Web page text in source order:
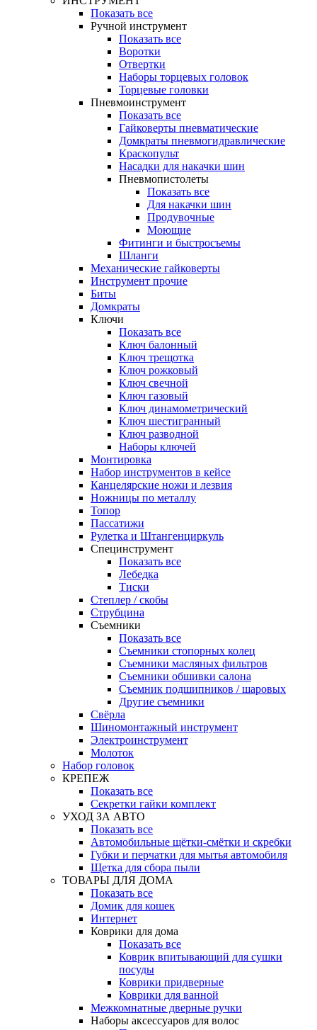
Показать все
Ручной инструмент
Показать все
Воротки
Отвертки
Наборы торцевых головок
Торцевые головки
Пневмоинструмент
Показать все
Гайковерты пневматические
Домкраты пневмогидравлические
Краскопульт
Насадки для накачки шин
Пневмопистолеты
Показать все
Для накачки шин
Продувочные
Моющие
Фитинги и быстросъемы
Шланги
Механические гайковерты
Инструмент прочиe
Биты
Домкраты
Ключи
Показать все
Ключ балонный
Ключ трещотка
Ключ рожковый
Ключ свечной
Ключ газовый
Ключ динамометрический
Ключ шестигранный
Ключ разводной
Наборы ключей
Монтировка
Набор инструментов в кейсе
Канцелярские ножи и лезвия
Ножницы по металлу
Топор
Пассатижи
Рулетка и Штангенциркуль
Специнструмент
Показать все
Лебедка
Тиски
Степлер / скобы
Струбцина
Съемники
Показать все
Съемники стопорных колец
Съемники масляных фильтров
Съемники обшивки салона
Съемник подшипников / шаровых
Другие съемники
Свёрла
Шиномонтажный инструмент
Электроинструмент
Молоток
Набор головок
КРЕПЕЖ
Показать все
Секретки гайки комплект
УХОД ЗА АВТО
Показать все
Автомобильные щётки-смётки и скребки
Губки и перчатки для мытья автомобиля
Щетка для сбора пыли
ТОВАРЫ ДЛЯ ДОМА
Показать все
Домик для кошек
Интернет
Коврики для дома
Показать все
Коврик впитывающий для сушки
посуды
Коврики придверные
Коврики для ванной
Межкомнатные дверные ручки
Наборы аксессуаров для волос